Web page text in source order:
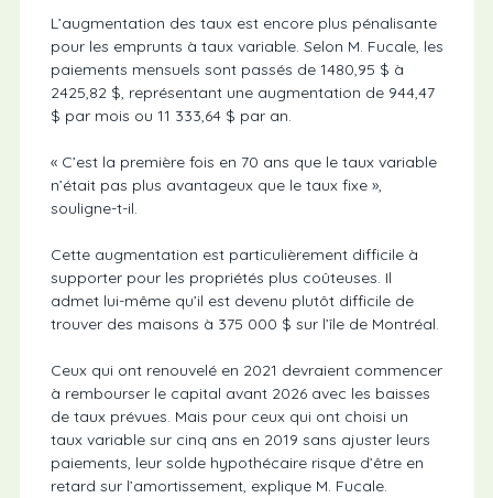
L’augmentation des taux est encore plus pénalisante
pour les emprunts à taux variable. Selon M. Fucale, les
paiements mensuels sont passés de 1480,95 $ à
2425,82 $, représentant une augmentation de 944,47
$ par mois ou 11 333,64 $ par an.
« C’est la première fois en 70 ans que le taux variable
n’était pas plus avantageux que le taux fixe »,
souligne-t-il.
Cette augmentation est particulièrement difficile à
supporter pour les propriétés plus coûteuses. Il
admet lui-même qu’il est devenu plutôt difficile de
trouver des maisons à 375 000 $ sur l’île de Montréal.
Ceux qui ont renouvelé en 2021 devraient commencer
à rembourser le capital avant 2026 avec les baisses
de taux prévues. Mais pour ceux qui ont choisi un
taux variable sur cinq ans en 2019 sans ajuster leurs
paiements, leur solde hypothécaire risque d’être en
retard sur l’amortissement, explique M. Fucale.